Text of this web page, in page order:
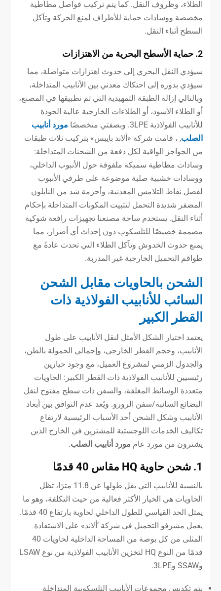
الطلاء، وظروف النقل. كما يتم تركيب فواصل مطاطية
مخصصة ووسادات حماية للأطراف لمنع الحركة وتآكل
السطح أثناء النقل.
2. حماية الأسطح البحرية من الاهتزازات
سيؤدي النقل البحري إلى حدوث اهتزازات متواصلة، مما
سيؤدي بدوره إلى احتكاك معدني بين الأنابيب المتداخلة،
وبالتالي إزالة الطبقة التمهيدية التي تم تطبيقها في المصنع،
أو الطلاء الأسود، أو الطلاءات الخارجية عالية الجودة
للأنابيب الفولاذية 3LPE. وبصفتي متخصصًا
مورد أنابيب
الصلب, ، قامت شركة «ألاند بايبس» بتركيب ثلاث طبقات
من الحواجز الواقية لكل دفعة من الشحنات المتداخلة:
وسادات مطاطية سميكة ملفوفة حول الأنبوب الداخلي،
ووسادات خشبية صلبة موضوعة على طرفي الأنبوب
لفصل نقاط التلامس المعدنية، وأحزمة شد من النايلون
المضفر شديدة التحمل لتثبيت المكونات المتداخلة بإحكام
أثناء النقل. يستخدم ساحة مصنعنا تجهيزات رافعة شوكية
مصممة خصيصًا للتلسكوب دون إحداث أي أضرار، مما
يمنع حدوث الخدوش وتآكل الطلاء التي تحدث عادةً مع
طواقم التحميل الخارجية غير المدربة.
الشحن بالحاويات مقابل الشحن
السائب للأنابيب الفولاذية ذات
القطر الكبير
يعتمد اختيار الشكل الأمثل لنقل الأنابيب على طول
الأنابيب، وحجم القطر الخارجي، وإجمالي الحمولة بالطن،
والجدول الزمني لمشروع العميل، مع وجود خيارين
رئيسيين للأنابيب الفولاذية ذات القطر الكبير: الحاويات
متعددة الوسائط المغلقة، والسفن ذات سطح مفتوح لنقل
البضائع السائبة/سفن الرورو. ويُعد عدم التوافق بين أبعاد
الأنابيب وشكل الشحن أحد الأسباب الرئيسية لارتفاع
تكاليف الخدمات اللوجستية للمشترين في الخارج الذين
يشترون من مورد عام مورد أنابيب الصلب.
1. شحن حاوية HQ مقاس 40 قدمًا
بالنسبة للأنابيب التي يقل طولها عن 11.8 مترًا، تظل
الحاويات هي الخيار الأكثر فعالية من حيث التكلفة، وهو ما
يمثل الحد القياسي للطول الداخلي لحاوية بارتفاع 40 قدمًا.
يعمل مشرفو التحميل في شركة ’ألاند» على الاستفادة
المثلى من كل بوصة من المساحة الداخلية لحاويات 40
قدمًا من النوع HQ لتخزين الأنابيب الفولاذية من نوع LSAW
وSSAW و3LPE.
يتم تكديس مجموعات الأنابيب التلسكوبية المتداخلة